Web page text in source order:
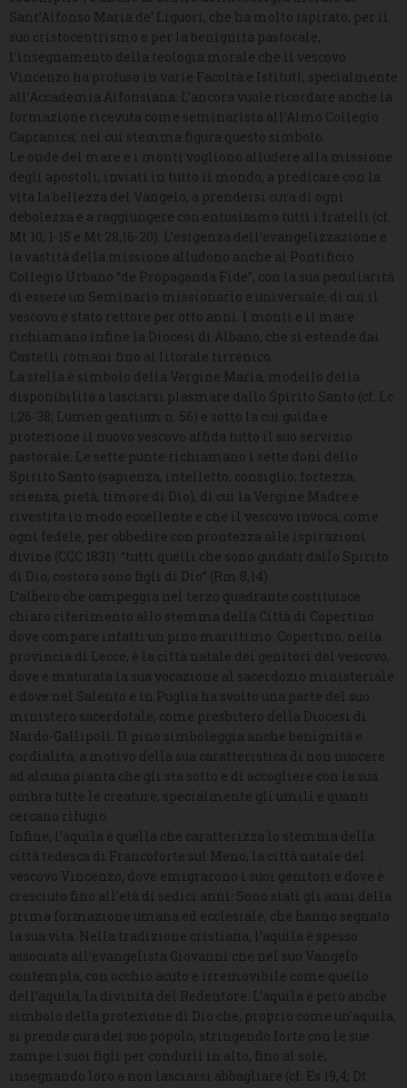
Sant’Alfonso Maria de’ Liguori, che ha molto ispirato, per il
suo cristocentrismo e per la benignità pastorale,
l’insegnamento della teologia morale che il vescovo
Vincenzo ha profuso in varie Facoltà e Istituti, specialmente
all’Accademia Alfonsiana. L’ancora vuole ricordare anche la
formazione ricevuta come seminarista all’Almo Collegio
Capranica, nel cui stemma figura questo simbolo.
Le onde del mare e i monti vogliono alludere alla missione
degli apostoli, inviati in tutto il mondo, a predicare con la
vita la bellezza del Vangelo, a prendersi cura di ogni
debolezza e a raggiungere con entusiasmo tutti i fratelli (cf.
Mt 10, 1-15 e Mt 28,16-20). L’esigenza dell’evangelizzazione e
la vastità della missione alludono anche al Pontificio
Collegio Urbano “de Propaganda Fide”, con la sua peculiarità
di essere un Seminario missionario e universale, di cui il
vescovo è stato rettore per otto anni. I monti e il mare
richiamano infine la Diocesi di Albano, che si estende dai
Castelli romani fino al litorale tirrenico.
La stella è simbolo della Vergine Maria, modello della
disponibilità a lasciarsi plasmare dallo Spirito Santo (cf. Lc
1,26-38; Lumen gentium n. 56) e sotto la cui guida e
protezione il nuovo vescovo affida tutto il suo servizio
pastorale. Le sette punte richiamano i sette doni dello
Spirito Santo (sapienza, intelletto, consiglio, fortezza,
scienza, pietà, timore di Dio), di cui la Vergine Madre è
rivestita in modo eccellente e che il vescovo invoca, come
ogni fedele, per obbedire con prontezza alle ispirazioni
divine (CCC 1831): “tutti quelli che sono guidati dallo Spirito
di Dio, costoro sono figli di Dio” (Rm 8,14).
L’albero che campeggia nel terzo quadrante costituisce
chiaro riferimento allo stemma della Città di Copertino
dove compare infatti un pino marittimo. Copertino, nella
provincia di Lecce, è la città natale dei genitori del vescovo,
dove è maturata la sua vocazione al sacerdozio ministeriale
e dove nel Salento e in Puglia ha svolto una parte del suo
ministero sacerdotale, come presbitero della Diocesi di
Nardò-Gallipoli. Il pino simboleggia anche benignità e
cordialità, a motivo della sua caratteristica di non nuocere
ad alcuna pianta che gli sta sotto e di accogliere con la sua
ombra tutte le creature, specialmente gli umili e quanti
cercano rifugio.
Infine, l’aquila è quella che caratterizza lo stemma della
città tedesca di Francoforte sul Meno, la città natale del
vescovo Vincenzo, dove emigrarono i suoi genitori e dove è
cresciuto fino all’età di sedici anni. Sono stati gli anni della
prima formazione umana ed ecclesiale, che hanno segnato
la sua vita. Nella tradizione cristiana, l’aquila è spesso
associata all’evangelista Giovanni che nel suo Vangelo
contempla, con occhio acuto e irremovibile come quello
dell’aquila, la divinità del Redentore. L’aquila è però anche
simbolo della protezione di Dio che, proprio come un’aquila,
si prende cura del suo popolo, stringendo forte con le sue
zampe i suoi figli per condurli in alto, fino al sole,
insegnando loro a non lasciarsi abbagliare (cf. Es 19,4; Dt